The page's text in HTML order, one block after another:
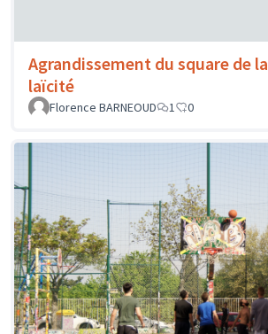
Agrandissement du square de la
laïcité
Florence BARNEOUD
1 0